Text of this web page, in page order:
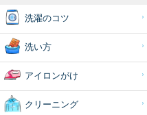
洗濯のコツ
洗い方
アイロンがけ
クリーニング